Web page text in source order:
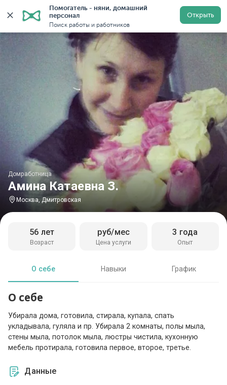
Помогатель - няни, домашний
персонал
Поиск работы и работников
Открыть
Главная Домработницы Домработницы в Москве
Амина Катаевна З.
Домработница
Москва, Дмитровская
Возраст
56 лет
Цена услуги
руб/мес
Опыт
3 года
О себе Навыки График
О себе
Убирала дома, готовила, стирала, купала, спать
укладывала, гуляла и пр. Убирала 2 комнаты, полы мыла,
стены мыла, потолок мыла, люстры чистила, кухонную
мебель протирала, готовила первое, второе, третье.
Данные